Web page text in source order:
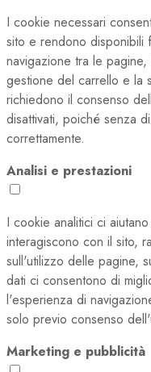
I cookie necessari
sito e rendono disponibili
navigazione tra le
gestione del carrello e la
richiedono il consenso
disattivati, poiché senza
correttamente.
Analisi e prestazioni
I cookie analitici ci
interagiscono con il sito,
sull'utilizzo delle pagine,
dati ci consentono di
l'esperienza di
solo previo consenso
Marketing e pubblicità